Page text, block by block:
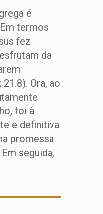
é
termos
fez
da
Ora, ao
foi à
e definitiva
promessa
seguida,